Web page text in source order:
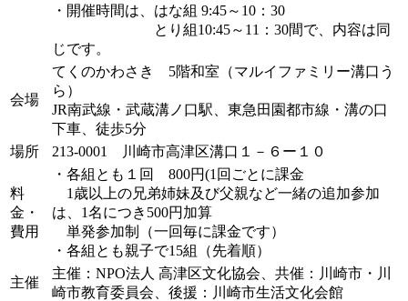
・開催時間は、はな組 9:45～10：30
とり組10:45～11：30間で、内容は同
じです。
会場
てくのかわさき 5階和室（マルイファミリー溝口う
ら）
JR南武線・武蔵溝ノ口駅、東急田園都市線・溝の口
下車、徒歩5分
場所
213-0001 川崎市高津区溝口１－６ー１０
料
金・
費用
・各組とも１回 800円(1回ごとに課金
1歳以上の兄弟姉妹及び父親など一緒の追加参加
は、1名につき500円加算
単発参加制（一回毎に課金です）
・各組とも親子で15組（先着順）
主催
主催：NPO法人 高津区文化協会、共催：川崎市・川
崎市教育委員会、後援：川崎市生活文化会館